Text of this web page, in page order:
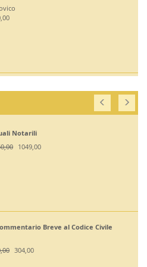
Notarili
1049,00
Breve al Codice Civile
304,00